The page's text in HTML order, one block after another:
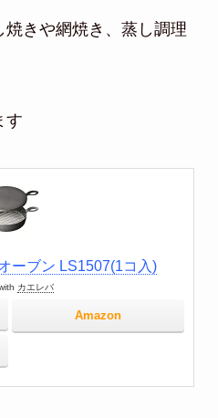
きや網焼き、蒸し調理
す
ーブン LS1507(1コ入)
カエレバ
Amazon